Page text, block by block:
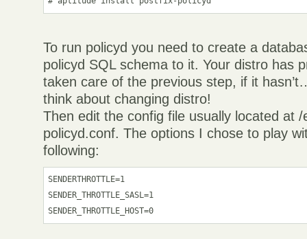
To run policyd you need to create a
policyd SQL schema to it. Your distro has
taken care of the previous step, if it
think about changing distro!
Then edit the config file usually located at
policyd.conf. The options I chose to play
following:
SENDERTHROTTLE=1
SENDER_THROTTLE_SASL=1
SENDER_THROTTLE_HOST=0